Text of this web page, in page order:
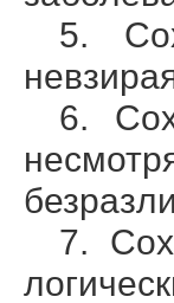
5.
6.
7.